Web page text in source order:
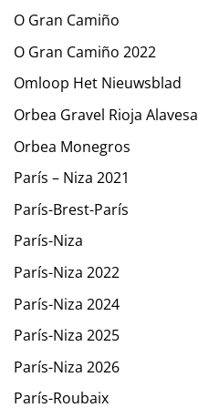
O Gran Camiño
O Gran Camiño 2022
Omloop Het Nieuwsblad
Orbea Gravel Rioja Alavesa
Orbea Monegros
París – Niza 2021
París-Brest-París
París-Niza
París-Niza 2022
París-Niza 2024
París-Niza 2025
París-Niza 2026
París-Roubaix